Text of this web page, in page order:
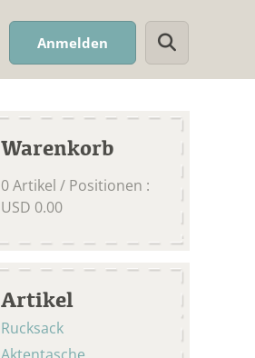
Anmelden Suchwort
Warenkorb
0Artikel / Positionen :
USD 0.00
Artikel
Rucksack